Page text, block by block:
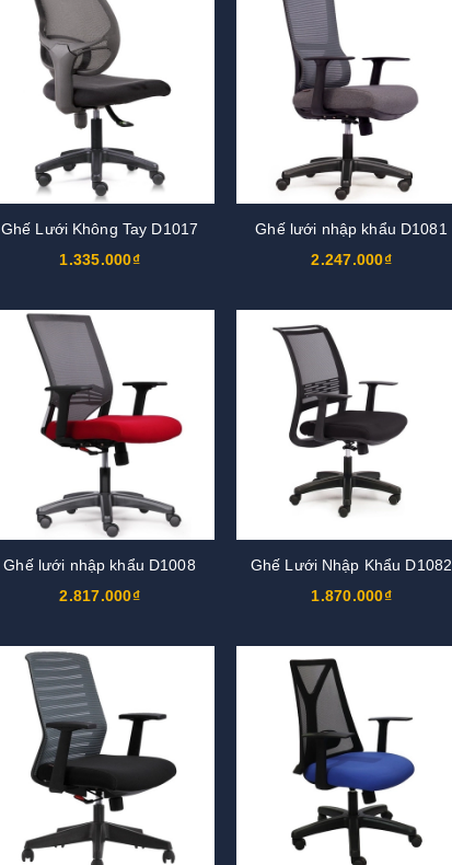
Ghế Lưới Không Tay D1017
1.335.000₫
Ghế lưới nhập khẩu D1081
2.247.000₫
Ghế lưới nhập khẩu D1008
2.817.000₫
Ghế Lưới Nhập Khẩu D1082
1.870.000₫